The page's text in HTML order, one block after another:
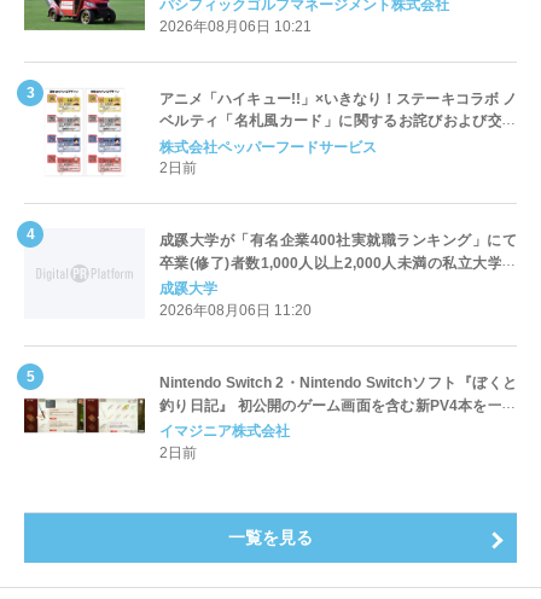
パシフィックゴルフマネージメント株式会社
2026年08月06日 10:21
アニメ「ハイキュー!!」×いきなり！ステーキコラボ ノ
ベルティ「名札風カード」に関するお詫びおよび交換
対応についてのご案内
株式会社ペッパーフードサービス
2日前
成蹊大学が「有名企業400社実就職ランキング」にて
卒業(修了)者数1,000人以上2,000人未満の私立大学で
全国第1位を獲得！～実就職率は26.5%（前年比＋
4.3pt）に伸長、東京の私立大学でも10位にランクイン
成蹊大学
2026年08月06日 11:20
Nintendo Switch 2・Nintendo Switchソフト『ぼくと
釣り日記』 初公開のゲーム画面を含む新PV4本を一挙
公開！
イマジニア株式会社
2日前
一覧を見る